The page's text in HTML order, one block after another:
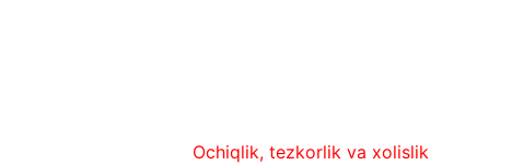
Ochiqlik, tezkorlik va xolislik